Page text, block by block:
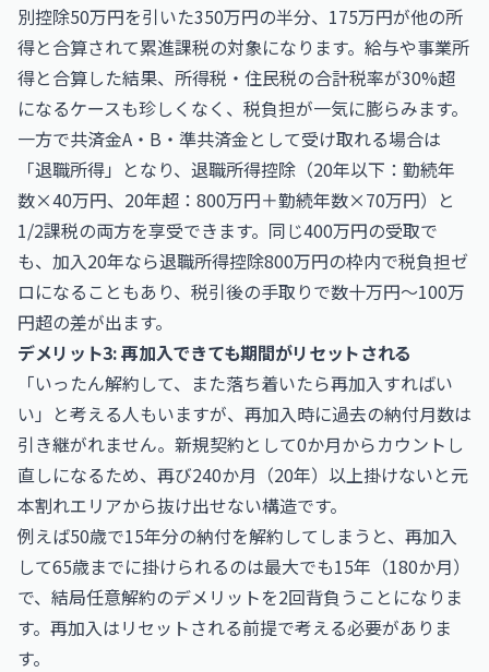
別控除50万円を引いた350万円の半分、175万円が他の所
得と合算されて累進課税の対象になります。給与や事業所
得と合算した結果、所得税・住民税の合計税率が30%超
になるケースも珍しくなく、税負担が一気に膨らみます。
一方で共済金A・B・準共済金として受け取れる場合は
「退職所得」となり、退職所得控除（20年以下：勤続年
数×40万円、20年超：800万円＋勤続年数×70万円）と
1/2課税の両方を享受できます。同じ400万円の受取で
も、加入20年なら退職所得控除800万円の枠内で税負担ゼ
ロになることもあり、税引後の手取りで数十万円〜100万
円超の差が出ます。
デメリット3: 再加入できても期間がリセットされる
「いったん解約して、また落ち着いたら再加入すればい
い」と考える人もいますが、再加入時に過去の納付月数は
引き継がれません。新規契約として0か月からカウントし
直しになるため、再び240か月（20年）以上掛けないと元
本割れエリアから抜け出せない構造です。
例えば50歳で15年分の納付を解約してしまうと、再加入
して65歳までに掛けられるのは最大でも15年（180か月）
で、結局任意解約のデメリットを2回背負うことになりま
す。再加入はリセットされる前提で考える必要がありま
す。